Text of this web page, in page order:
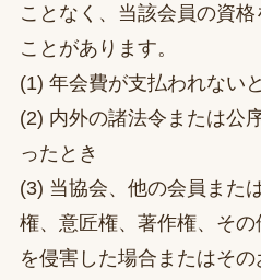
ことなく、当該会員の資
ことがあります。
(1) 年会費が支払われない
(2) 内外の諸法令または公
ったとき
(3) 当協会、他の会員また
権、意匠権、著作権、そ
を侵害した場合またはそ